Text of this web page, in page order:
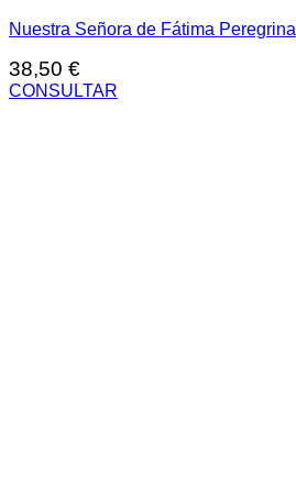
Nuestra Señora de Fátima Peregrina
38,50 €
CONSULTAR